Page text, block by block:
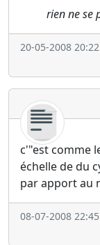
rien ne se
20-05-2008 20:22
c'"est comme
échelle de du
par apport au
08-07-2008 22:45